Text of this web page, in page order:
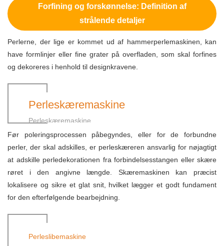
Forfining og forskønnelse: Definition af
strålende detaljer
Perlerne, der lige er kommet ud af hammerperlemaskinen, kan
have formlinjer eller fine grater på overfladen, som skal forfines
og dekoreres i henhold til designkravene.
Perleskæremaskine
Perleskæremaskine
Før poleringsprocessen påbegyndes, eller for de forbundne
perler, der skal adskilles, er perleskæreren ansvarlig for nøjagtigt
at adskille perledekorationen fra forbindelsesstangen eller skære
røret i den angivne længde. Skæremaskinen kan præcist
lokalisere og sikre et glat snit, hvilket lægger et godt fundament
for den efterfølgende bearbejdning.
Perleslibemaskine